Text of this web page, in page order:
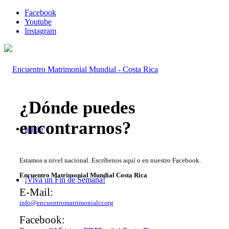
Facebook
Youtube
Instagram
Inicio
¡Viva un Fin de Semana!
¿Dónde puedes
encontrarnos?
Estamos a nivel nacional. Escríbenos aquí o en nuestro Facebook.
Encuentro Matrimonial Mundial Costa Rica
E-Mail:
info@encuentromatrimonialcr.org
Facebook: